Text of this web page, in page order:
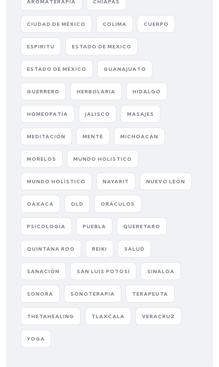
AROMATERAPIA CHIAPAS
CIUDAD DE MÉXICO COLIMA CUERPO
ESPIRITU ESTADO DE MEXICO
ESTADO DE MÉXICO GUANAJUATO
GUERRERO HERBOLARIA HIDALGO
HOMEOPATÍA JALISCO MASAJES
MEDITACIÓN MENTE MICHOACÁN
MORELOS MUNDO HOLISTICO
MUNDO HOLÍSTICO NAYARIT NUEVO LEÓN
OAXACA OLD ORÁCULOS
PSICOLOGÍA PUEBLA QUERETARO
QUINTANA ROO REIKI SALUD
SANACIÓN SAN LUIS POTOSÍ SINALOA
SONORA SONOTERAPIA TERAPEUTA
THETAHEALING TLAXCALA VERACRUZ
YOGA